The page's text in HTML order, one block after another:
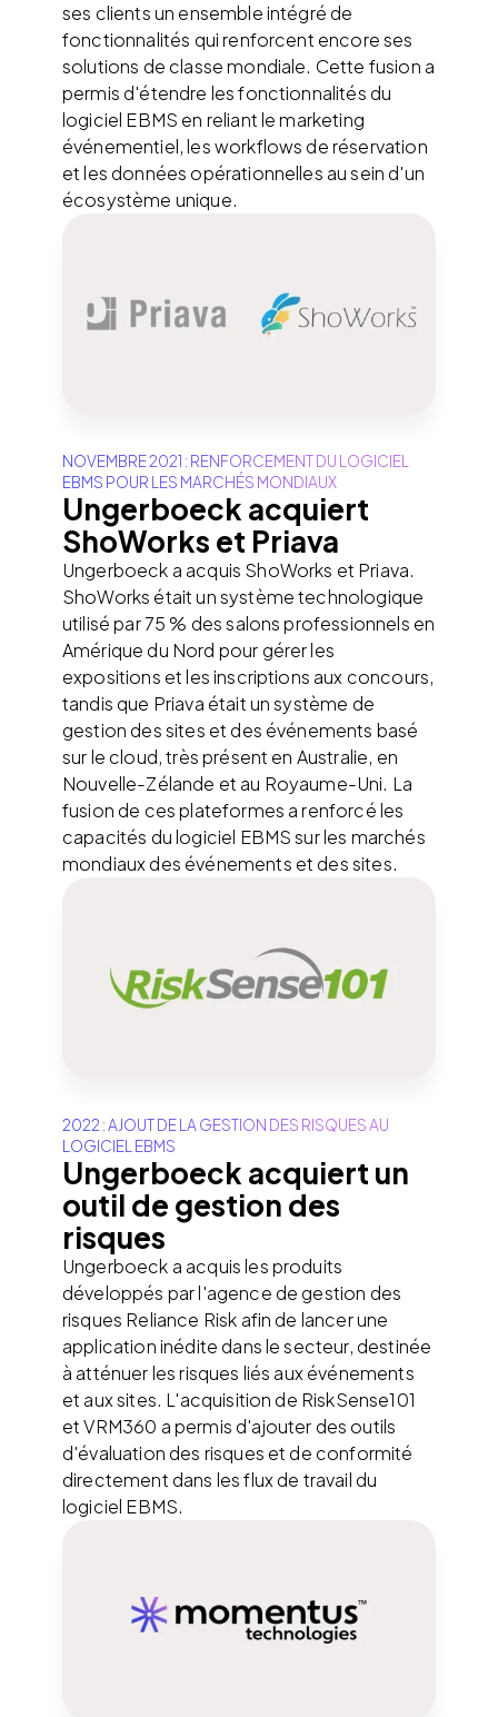
ses clients un ensemble intégré de
fonctionnalités qui renforcent encore ses
solutions de classe mondiale. Cette fusion a
permis d'étendre les fonctionnalités du
logiciel EBMS en reliant le marketing
événementiel, les workflows de réservation
et les données opérationnelles au sein d'un
écosystème unique.
NOVEMBRE 2021 : RENFORCEMENT DU LOGICIEL
EBMS POUR LES MARCHÉS MONDIAUX
Ungerboeck acquiert
ShoWorks et Priava
Ungerboeck a acquis ShoWorks et Priava.
ShoWorks était un système technologique
utilisé par 75 % des salons professionnels en
Amérique du Nord pour gérer les
expositions et les inscriptions aux concours,
tandis que Priava était un système de
gestion des sites et des événements basé
sur le cloud, très présent en Australie, en
Nouvelle-Zélande et au Royaume-Uni. La
fusion de ces plateformes a renforcé les
capacités du logiciel EBMS sur les marchés
mondiaux des événements et des sites.
2022 : AJOUT DE LA GESTION DES RISQUES AU
LOGICIEL EBMS
Ungerboeck acquiert un
outil de gestion des
risques
Ungerboeck a acquis les produits
développés par l'agence de gestion des
risques Reliance Risk afin de lancer une
application inédite dans le secteur, destinée
à atténuer les risques liés aux événements
et aux sites. L'acquisition de RiskSense101
et VRM360 a permis d'ajouter des outils
d'évaluation des risques et de conformité
directement dans les flux de travail du
logiciel EBMS.